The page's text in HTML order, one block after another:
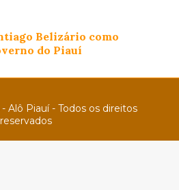
Belizário como
do Piauí
Alô Piauí - Todos os direitos
reservados